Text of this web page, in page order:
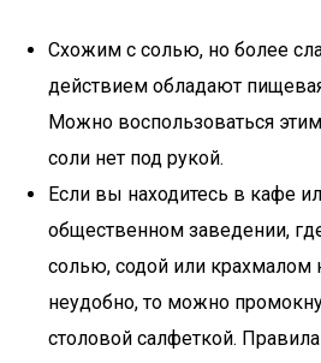
Схожим с солью, но более
действием обладают
Можно воспользоваться
соли нет под рукой.
Если вы находитесь в кафе
общественном заведении,
солью, содой или
неудобно, то можно
столовой салфеткой.